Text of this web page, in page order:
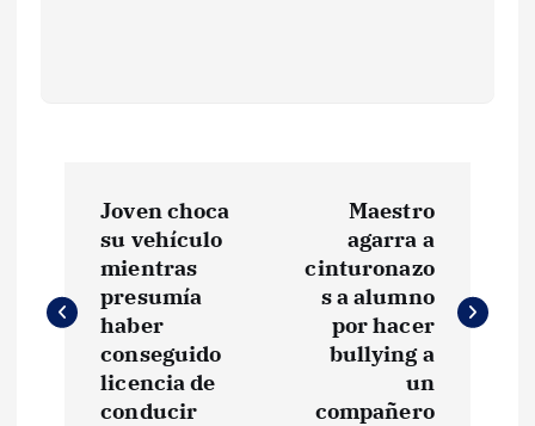
v
Joven choca
su vehículo
mientras
presumía
haber
conseguido
licencia de
conducir
Maestro
agarra a
cinturonazo
s a alumno
por hacer
bullying a
un
compañero